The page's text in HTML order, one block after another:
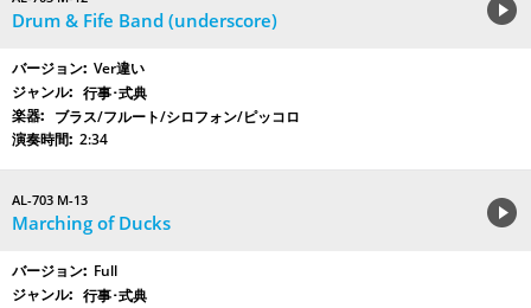
Drum & Fife Band (underscore)
Ver違い
行事･式典
ブラス/フルート/シロフォン/ピッコロ
2:34
AL-703 M-13
Marching of Ducks
Full
行事･式典